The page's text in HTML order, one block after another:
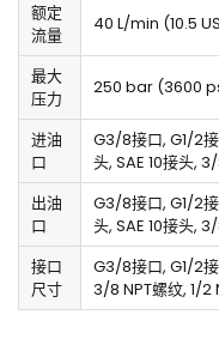
额定
流量
40 L/min (10.5
最大
压力
250 bar (3600
进油
口
G3/8接口, G1/2
头, SAE 10接头,
出油
口
G3/8接口, G1/2
头, SAE 10接头,
接口
尺寸
G3/8接口, G1/2接
3/8 NPT螺纹, 1/2